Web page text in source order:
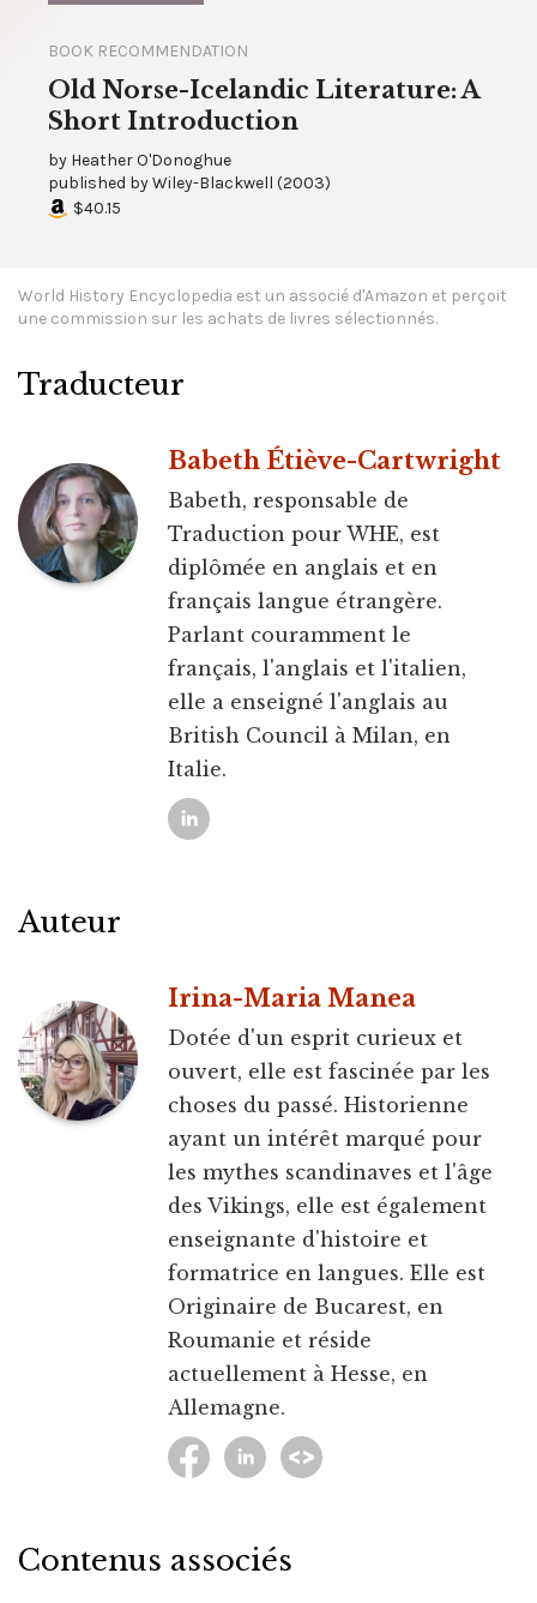
BOOK RECOMMENDATION
Old Norse-Icelandic Literature: A
Short Introduction
by Heather O'Donoghue
published byWiley-Blackwell (2003)
$40.15
World History Encyclopedia est un associé d'Amazon et perçoit
une commission sur les achats de livres sélectionnés.
Traducteur
Babeth Étiève-Cartwright
Babeth, responsable de
Traduction pour WHE, est
diplômée en anglais et en
français langue étrangère.
Parlant couramment le
français, l'anglais et l'italien,
elle a enseigné l'anglais au
British Council à Milan, en
Italie.
Auteur
Irina-Maria Manea
Dotée d'un esprit curieux et
ouvert, elle est fascinée par les
choses du passé. Historienne
ayant un intérêt marqué pour
les mythes scandinaves et l'âge
des Vikings, elle est également
enseignante d'histoire et
formatrice en langues. Elle est
Originaire de Bucarest, en
Roumanie et réside
actuellement à Hesse, en
Allemagne.
Contenus associés